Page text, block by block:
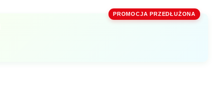
PROMOCJA PRZEDŁUŻONA